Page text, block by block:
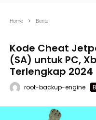
Home Berita
Kode Cheat
(SA) untuk PC,
Terlengkap 2024
root-backup-engine